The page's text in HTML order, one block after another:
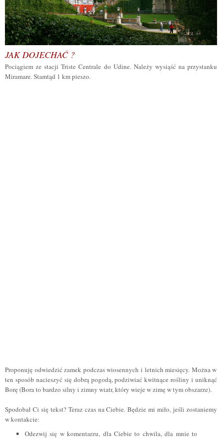
JAK DOJECHAĆ ?
Pociągiem ze stacji Triste Centrale do Udine. Należy wysiąść na przystanku
Miramare. Stamtąd 1 km pieszo.
Proponuję odwiedzić zamek podczas wiosennych i letnich miesięcy. Można w
ten sposób nacieszyć się dobrą pogodą, podziwiać kwitnące rośliny i uniknąć
Borę (Bora to bardzo silny i zimny wiatr, który wieje w zimę w tym obszarze).
Spodobał Ci się tekst? Teraz czas na Ciebie. Będzie mi miło, jeśli zostaniemy
w kontakcie:
Odezwij się w komentarzu, dla Ciebie to chwila, dla mnie to